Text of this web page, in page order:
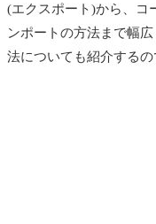
(エクスポート)から、コ
ンポートの方法まで幅
法についても紹介する